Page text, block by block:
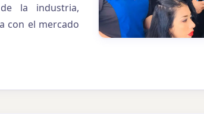
la industria,
con el mercado